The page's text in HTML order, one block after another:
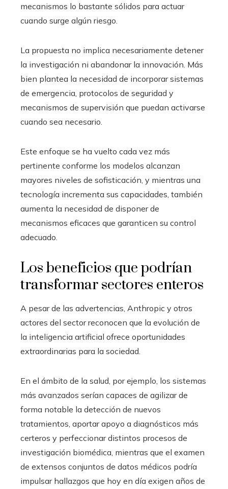
mecanismos lo bastante sólidos para actuar
cuando surge algún riesgo.
La propuesta no implica necesariamente detener
la investigación ni abandonar la innovación. Más
bien plantea la necesidad de incorporar sistemas
de emergencia, protocolos de seguridad y
mecanismos de supervisión que puedan activarse
cuando sea necesario.
Este enfoque se ha vuelto cada vez más
pertinente conforme los modelos alcanzan
mayores niveles de sofisticación, y mientras una
tecnología incrementa sus capacidades, también
aumenta la necesidad de disponer de
mecanismos eficaces que garanticen su control
adecuado.
Los beneficios que podrían
transformar sectores enteros
A pesar de las advertencias, Anthropic y otros
actores del sector reconocen que la evolución de
la inteligencia artificial ofrece oportunidades
extraordinarias para la sociedad.
En el ámbito de la salud, por ejemplo, los sistemas
más avanzados serían capaces de agilizar de
forma notable la detección de nuevos
tratamientos, aportar apoyo a diagnósticos más
certeros y perfeccionar distintos procesos de
investigación biomédica, mientras que el examen
de extensos conjuntos de datos médicos podría
impulsar hallazgos que hoy en día exigen años de